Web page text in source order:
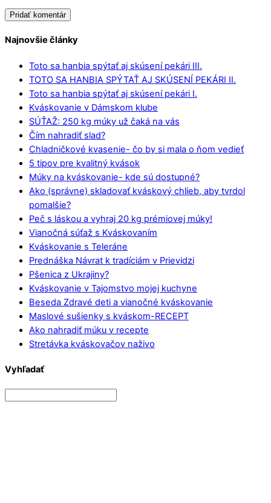
Najnovšie články
Toto sa hanbia spýtať aj skúsení pekári III.
TOTO SA HANBIA SPÝTAŤ AJ SKÚSENÍ PEKÁRI II.
Toto sa hanbia spýtať aj skúsení pekári I.
Kváskovanie v Dámskom klube
SÚŤAŽ: 250 kg múky už čaká na vás
Čím nahradiť slad?
Chladničkové kvasenie- čo by si mala o ňom vedieť
5 tipov pre kvalitný kvások
Múky na kváskovanie- kde sú dostupné?
Ako (správne) skladovať kváskový chlieb, aby tvrdol
pomalšie?
Peč s láskou a vyhraj 20 kg prémiovej múky!
Vianočná súťaž s Kváskovaním
Kváskovanie s Teleráne
Prednáška Návrat k tradíciám v Prievidzi
Pšenica z Ukrajiny?
Kváskovanie v Tajomstvo mojej kuchyne
Beseda Zdravé deti a vianočné kváskovanie
Maslové sušienky s kváskom-RECEPT
Ako nahradiť múku v recepte
Stretávka kváskovačov naživo
Vyhľadať